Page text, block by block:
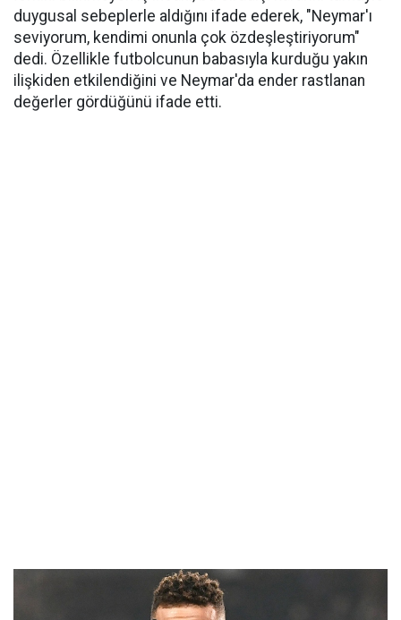
duygusal sebeplerle aldığını ifade ederek, "Neymar'ı
seviyorum, kendimi onunla çok özdeşleştiriyorum"
dedi. Özellikle futbolcunun babasıyla kurduğu yakın
ilişkiden etkilendiğini ve Neymar'da ender rastlanan
değerler gördüğünü ifade etti.